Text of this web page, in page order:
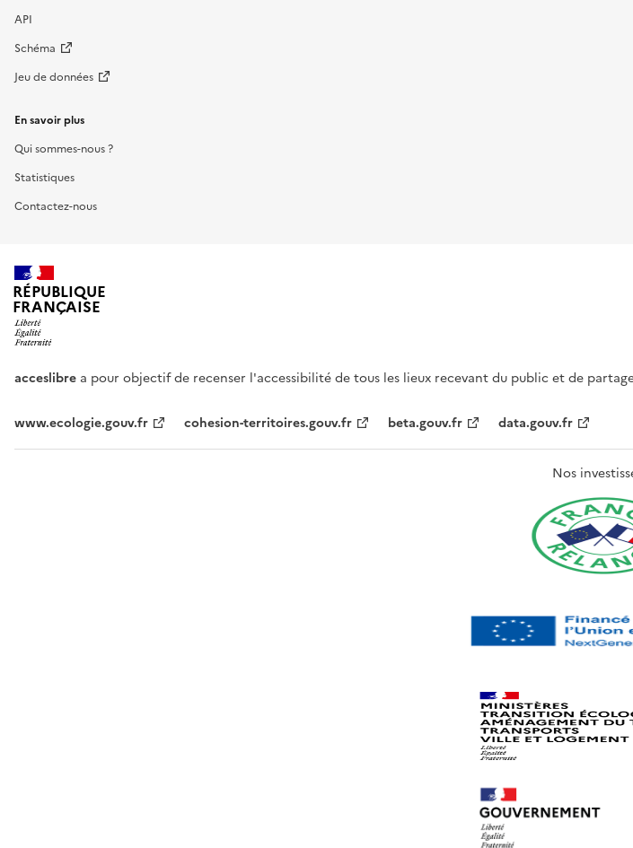
API
Schéma
Jeu de données
En savoir plus
Qui sommes-nous ?
Statistiques
Contactez-nous
RÉPUBLIQUE
FRANÇAISE
acceslibre a pour objectif de recenser l'accessibilité de tous les lieux recevant du public et de
www.ecologie.gouv.fr cohesion-territoires.gouv.fr beta.gouv.fr data.gouv.fr
Nos